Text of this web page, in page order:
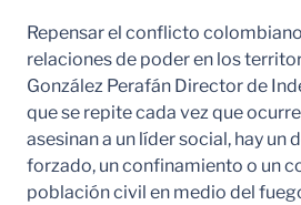
Repensar el conflicto
relaciones de poder en los
González Perafán Director de
que se repite cada vez que
asesinan a un líder social, hay un
forzado, un confinamiento o un
población civil en medio del